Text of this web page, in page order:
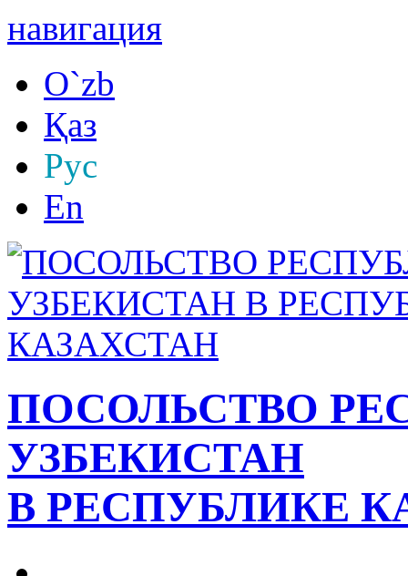
навигация
O`zb
Қаз
Рус
En
ПОСОЛЬСТВО
УЗБЕКИСТАН
В РЕСПУБЛИКЕ